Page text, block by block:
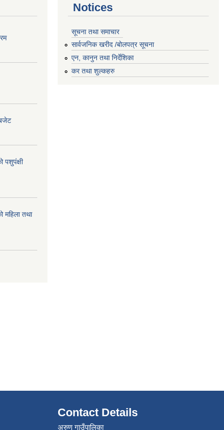
तथा
Notices
सूचना तथा समाचार
सार्वजनिक खरीद /बोलपत्र सूचना
एन, कानुन तथा निर्देशिका
कर तथा शुल्कहरु
Contact Details
अरुण गाउँपालिका